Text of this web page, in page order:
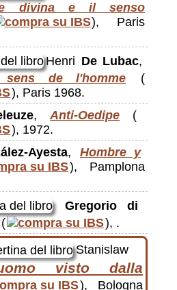
divina e il senso
), Paris
Henri De Lubac,
de l'homme
(
), Paris 1968.
, Anti-Oedipe (
), 1972.
Ayesta, Hombre y
), Pamplona
Gregorio di
(
), .
Stanislaw
visto dalla
), Bologna